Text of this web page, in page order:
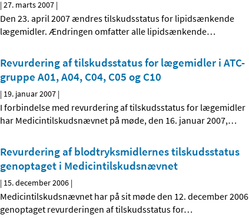
|27. marts 2007 |
Den 23. april 2007 ændres tilskudsstatus for lipidsænkende
lægemidler. Ændringen omfatter alle lipidsænkende…
Revurdering af tilskudsstatus for lægemidler i ATC-
gruppe A01, A04, C04, C05 og C10
| 19. januar 2007 |
I forbindelse med revurdering af tilskudsstatus for lægemidler
har Medicintilskudsnævnet på møde, den 16. januar 2007,…
Revurdering af blodtryksmidlernes tilskudsstatus
genoptaget i Medicintilskudsnævnet
| 15. december 2006 |
Medicintilskudsnævnet har på sit møde den 12. december 2006
genoptaget revurderingen af tilskudsstatus for…